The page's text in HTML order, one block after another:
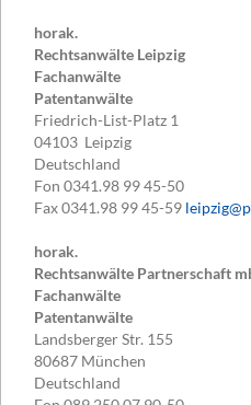
horak.
Rechtsanwälte Leipzig
Fachanwälte
Patentanwälte
Friedrich-List-Platz 1
04103 Leipzig
Deutschland
Fon 0341.98 99 45-50
Fax0341.98 99 45-59
horak.
Rechtsanwälte Partnerschaft
Fachanwälte
Patentanwälte
Landsberger Str. 155
80687 München
Deutschland